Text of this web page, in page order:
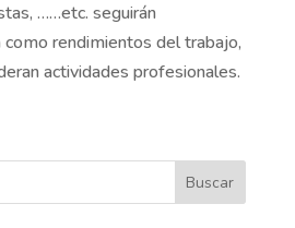
……etc. seguirán
como rendimientos del trabajo,
actividades profesionales.
Buscar